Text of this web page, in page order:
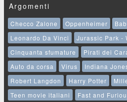
Argomenti
Checco Zalone Oppenheimer
Leonardo Da Vinci
Jurassic Park -
Cinquanta sfumature
Pirati dei
Auto da corsa
Virus Indiana
Robert Langdon
Harry Potter
Teen movie italiani
Fast and